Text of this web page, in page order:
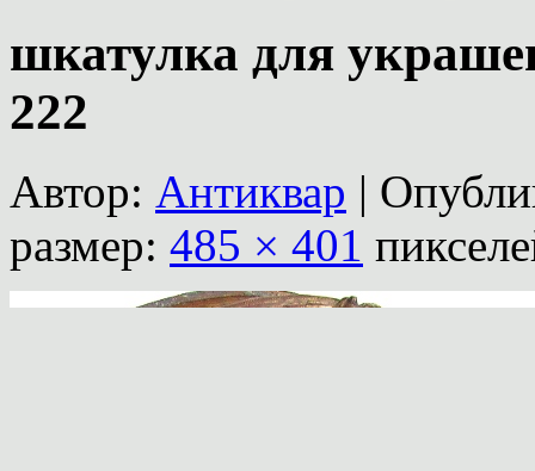
шкатулка для
222
Автор: Антиквар |
размер: 485 × 401